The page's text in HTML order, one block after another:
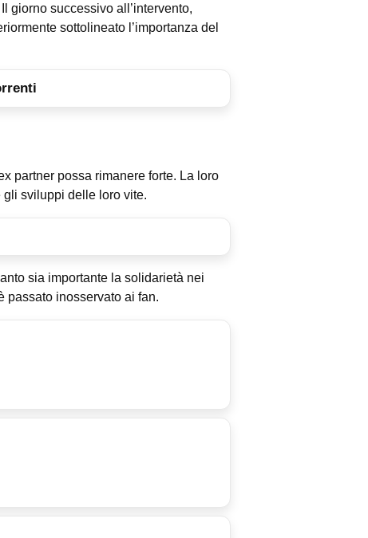
giorno successivo all’intervento,
sottolineato l’importanza del
partner possa rimanere forte. La loro
gli sviluppi delle loro vite.
sia importante la solidarietà nei
passato inosservato ai fan.